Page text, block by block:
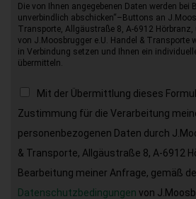
Die von Ihnen angegebenen Daten werden bei
unverbindlich abschicken“–Buttons an
Transporte, Allgäustraße 8, A-6912
von J.Moosbrugger e.U. Handel & Transporte
in Verbindung setzen und Ihnen ein
übermitteln.
Mit der Übermittlung dieses
Zustimmung für die Verarbeitung
personenbezogenen Daten durch
& Transporte, Allgäustraße 8, A-6912
Bearbeitung meiner Anfrage, gemäß
Datenschutzbedingungen von